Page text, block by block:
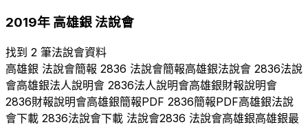
2019年 高雄銀法說會
找到 2 筆法說會資料
高雄銀 法說會簡報 2836 法說會簡報高雄銀法說會 2836法說
會高雄銀法人說明會 2836法人說明會高雄銀財報說明會
2836財報說明會高雄銀簡報PDF 2836簡報PDF高雄銀法說
會下載 2836法說會下載 法說會2836 法說會高雄銀高雄銀最